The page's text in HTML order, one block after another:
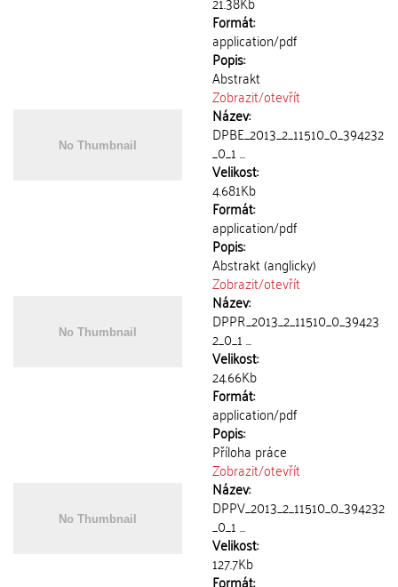
Formát:
application/pdf
Popis:
Abstrakt
Zobrazit/otevřít
Název:
DPBE_2013_2_11510_0_394232
_0_1 ...
Velikost:
4.681Kb
Formát:
application/pdf
Popis:
Abstrakt (anglicky)
Zobrazit/otevřít
Název:
DPPR_2013_2_11510_0_39423
2_0_1 ...
Velikost:
24.66Kb
Formát:
application/pdf
Popis:
Příloha práce
Zobrazit/otevřít
Název:
DPPV_2013_2_11510_0_394232
_0_1 ...
Velikost:
127.7Kb
Formát: